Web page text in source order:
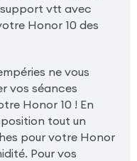
vtt avec
Honor 10 des
ne vous
vos séances
Honor 10 ! En
tout un
pour votre Honor
Pour vos